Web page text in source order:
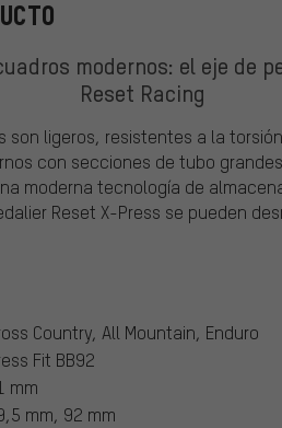
modernos: el eje de
Reset Racing
son ligeros, resistentes a la
con secciones de tubo
moderna tecnología de
Reset X-Press se pueden
Country, All Mountain, Enduro
Fit BB92
mm
mm, 92 mm